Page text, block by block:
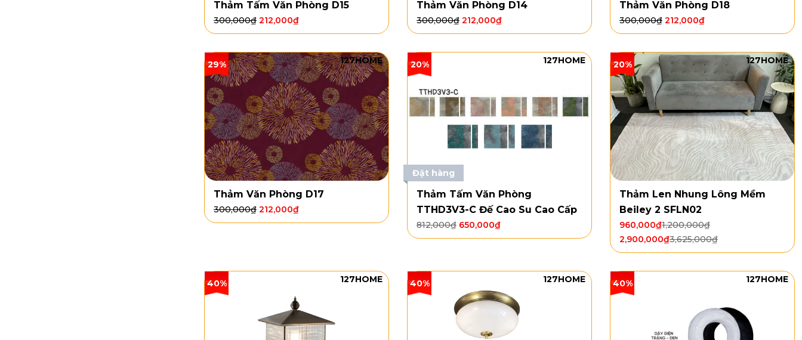
Thảm Tấm Văn Phòng D15
300,000₫ 212,000₫
Thảm Văn Phòng D14
300,000₫ 212,000₫
Thảm Văn Phòng D18
300,000₫ 212,000₫
29% 127HOME
Thảm Văn Phòng D17
300,000₫ 212,000₫
20% 127HOME
Đặt hàng
Thảm Tấm Văn Phòng
TTHD3V3-C Đế Cao Su Cao Cấp
812,000₫ 650,000₫
20% 127HOME
Thảm Len Nhung Lông Mềm
Beiley 2 SFLN02
1,200,000₫
960,000₫
3,625,000₫
2,900,000₫
40% 127HOME 40% 127HOME 40% 127HOME